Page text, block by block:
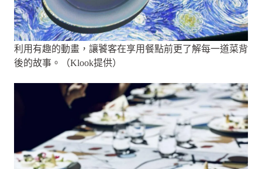
利用有趣的動畫，讓饕客在享用餐點前更了解每一道菜背
後的故事。（Klook提供）